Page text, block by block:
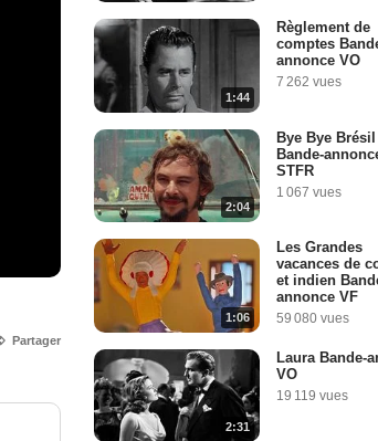
Partager
1:44
Règlement de
comptes
annonce VO
7 262 vues
2:04
Bye Bye Brésil
Bande-
STFR
1 067 vues
1:06
Les Grandes
vacances de
et indien
annonce VF
59 080 vues
2:31
Laura Bande-
VO
19 119 vues